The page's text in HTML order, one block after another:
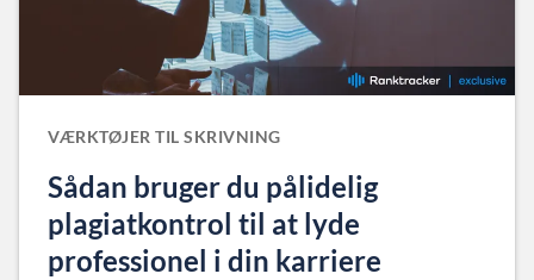
VÆRKTØJER TIL SKRIVNING
Sådan bruger du pålidelig
plagiatkontrol til at lyde
professionel i din karriere